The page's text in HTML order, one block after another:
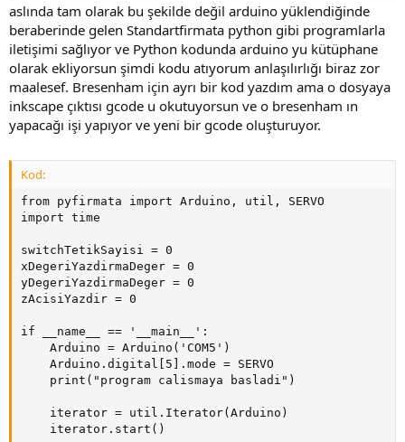
aslında tam olarak bu şekilde değil arduino yüklendiğinde
beraberinde gelen Standartfirmata python gibi programlarla
iletişimi sağlıyor ve Python kodunda arduino yu kütüphane
olarak ekliyorsun şimdi kodu atıyorum anlaşılırlığı biraz zor
maalesef. Bresenham için ayrı bir kod yazdım ama o dosyaya
inkscape çıktısı gcode u okutuyorsun ve o bresenham ın
yapacağı işi yapıyor ve yeni bir gcode oluşturuyor.
Kod:
from pyfirmata import Arduino, util, SERVO
import time
switchTetikSayisi = 0
xDegeriYazdirmaDeger = 0
yDegeriYazdirmaDeger = 0
zAcisiYazdir = 0
if __name__ == '__main__':
    Arduino = Arduino('COM5')
    Arduino.digital[5].mode = SERVO
    print("program calismaya basladi")
    iterator = util.Iterator(Arduino)
    iterator.start()